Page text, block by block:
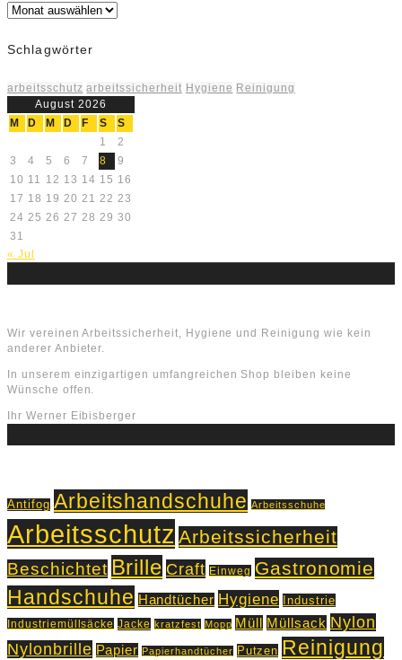
Archiv
Schlagwörter
arbeitsschutz arbeitssicherheit Hygiene Reinigung
August 2026
M
D M D F S
S
1
2
3
4 5 6 7 8
9
10 11 12 13 14 15 16
17 18 19 20 21 22 23
24 25 26 27 28 29 30
31
« Jul
Wir vereinen Arbeitssicherheit, Hygiene und Reinigung wie kein
anderer Anbieter.
In unserem einzigartigen umfangreichen Shop bleiben keine
Wünsche offen.
Ihr Werner Eibisberger
Antifog Arbeitshandschuhe Arbeitsschuhe
Arbeitsschutz Arbeitssicherheit
Beschichtet Brille Craft Einweg Gastronomie
Handschuhe Handtücher Hygiene Industrie
Industriemüllsäcke Jacke kratzfest Mopp Müll Müllsack Nylon
Nylonbrille Papier Papierhandtücher Putzen Reinigung